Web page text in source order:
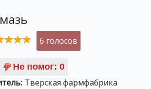
6 голосов
Тверская фармфабрика